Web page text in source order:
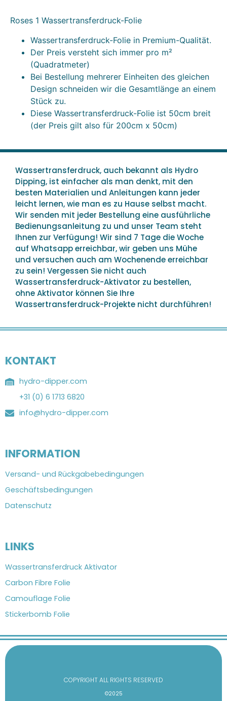
Roses 1 Wassertransferdruck-Folie
Wassertransferdruck-Folie in Premium-Qualität.
Der Preis versteht sich immer pro m²
(Quadratmeter)
Bei Bestellung mehrerer Einheiten des gleichen
Design schneiden wir die Gesamtlänge an einem
Stück zu.
Diese Wassertransferdruck-Folie ist 50cm breit
(der Preis gilt also für 200cm x 50cm)
Wassertransferdruck, auch bekannt als Hydro
Dipping, ist einfacher als man denkt, mit den
besten Materialien und Anleitungen kann jeder
leicht lernen, wie man es zu Hause selbst macht.
Wir senden mit jeder Bestellung eine ausführliche
Bedienungsanleitung zu und unser Team steht
Ihnen zur Verfügung! Wir sind 7 Tage die Woche
auf Whatsapp erreichbar, wir geben uns Mühe
und versuchen auch am Wochenende erreichbar
zu sein! Vergessen Sie nicht auch
Wassertransferdruck-Aktivator zu bestellen,
ohne Aktivator können Sie Ihre
Wassertransferdruck-Projekte nicht durchführen!
KONTAKT
hydro-dipper.com
+31 (0) 6 1713 6820
info@hydro-dipper.com
INFORMATION
Versand- und Rückgabebedingungen
Geschäftsbedingungen
Datenschutz
LINKS
Wassertransferdruck Aktivator
Carbon Fibre Folie
Camouflage Folie
Stickerbomb Folie
COPYRIGHT ALL RIGHTS RESERVED
©2025